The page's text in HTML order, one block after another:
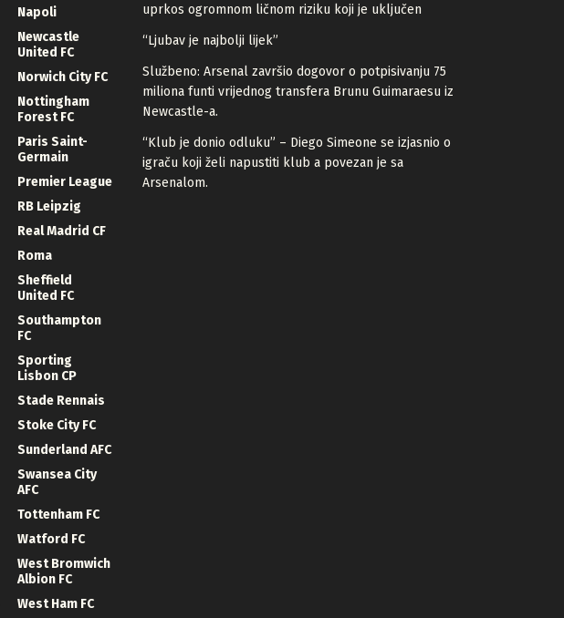
Napoli
Newcastle
United FC
Norwich City FC
Nottingham
Forest FC
Paris Saint-
Germain
Premier League
RB Leipzig
Real Madrid CF
Roma
Sheffield
United FC
Southampton
FC
Sporting
Lisbon CP
Stade Rennais
Stoke City FC
Sunderland AFC
Swansea City
AFC
Tottenham FC
Watford FC
West Bromwich
Albion FC
West Ham FC
uprkos ogromnom ličnom riziku koji je uključen
“Ljubav je najbolji lijek”
Službeno: Arsenal završio dogovor o potpisivanju 75
miliona funti vrijednog transfera Brunu Guimaraesu iz
Newcastle-a.
“Klub je donio odluku” – Diego Simeone se izjasnio o
igraču koji želi napustiti klub a povezan je sa
Arsenalom.